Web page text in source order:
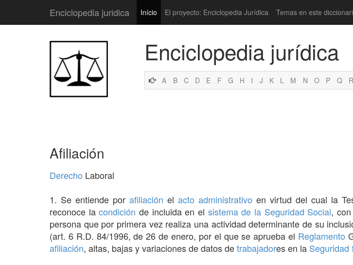
Enciclopedia juridica Início El proyecto: Enciclopedia Jurídica Temas en este
Enciclopedia jurídica
A B C D E F G H I J K L M N O P Q R
Afiliación
Derecho Laboral
1. Se entiende por afiliación el acto administrativo en virtud del cual la
reconoce lacondición de incluida en el sistema de la Seguridad Social,
persona que por primera vez realiza una actividad determinante de su
(art. 6 R.D. 84/1996, de 26 de enero, por el que se aprueba el Reglamento
afiliación, altas, bajas y variaciones de datos detrabajadores en la Seguridad